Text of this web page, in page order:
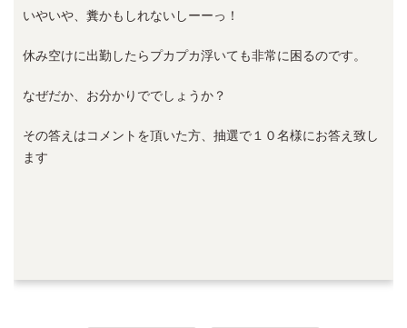
いやいや、糞かもしれないしーーっ！
休み空けに出勤したらプカプカ浮いても非常に困るのです。
なぜだか、お分かりででしょうか？
その答えはコメントを頂いた方、抽選で１０名様にお答え致し
ます